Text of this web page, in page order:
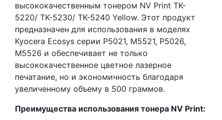
высококачественным тонером NV Print TK-
5220/ TK-5230/ TK-5240 Yellow. Этот продукт
предназначен для использования в моделях
Kyocera Ecosys серии P5021, M5521, P5026,
M5526 и обеспечивает не только
высококачественное цветное лазерное
печатание, но и экономичность благодаря
увеличенному объему в 500 граммов.
Преимущества использования тонера NV Print: